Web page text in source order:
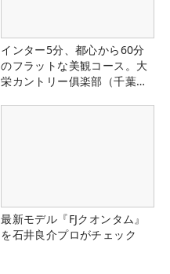
インター5分、都心から60分
のフラットな美観コース。大
栄カントリー俱楽部（千葉
最新モデル『FJクオンタム』
を石井良介プロがチェック